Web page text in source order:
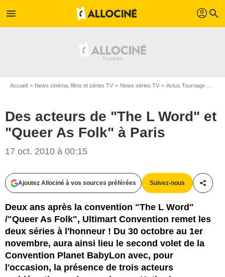
menu profil search
Accueil News cinéma, films et séries TV News séries TV Actus Tournage Séries TV
Des acteurs de "The L Word" et
"Queer As Folk" à Paris
17 oct. 2010 à 00:15
Ajoutez Allociné à vos sources préférées Suivez-nous
Deux ans après la convention "The L Word"
/"Queer As Folk", Ultimart Convention remet les
deux séries à l'honneur ! Du 30 octobre au 1er
novembre, aura ainsi lieu le second volet de la
Convention Planet BabyLon avec, pour
l'occasion, la présence de trois acteurs